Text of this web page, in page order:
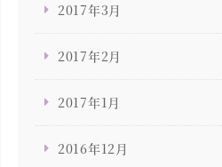
2017年3月
2017年2月
2017年1月
2016年12月